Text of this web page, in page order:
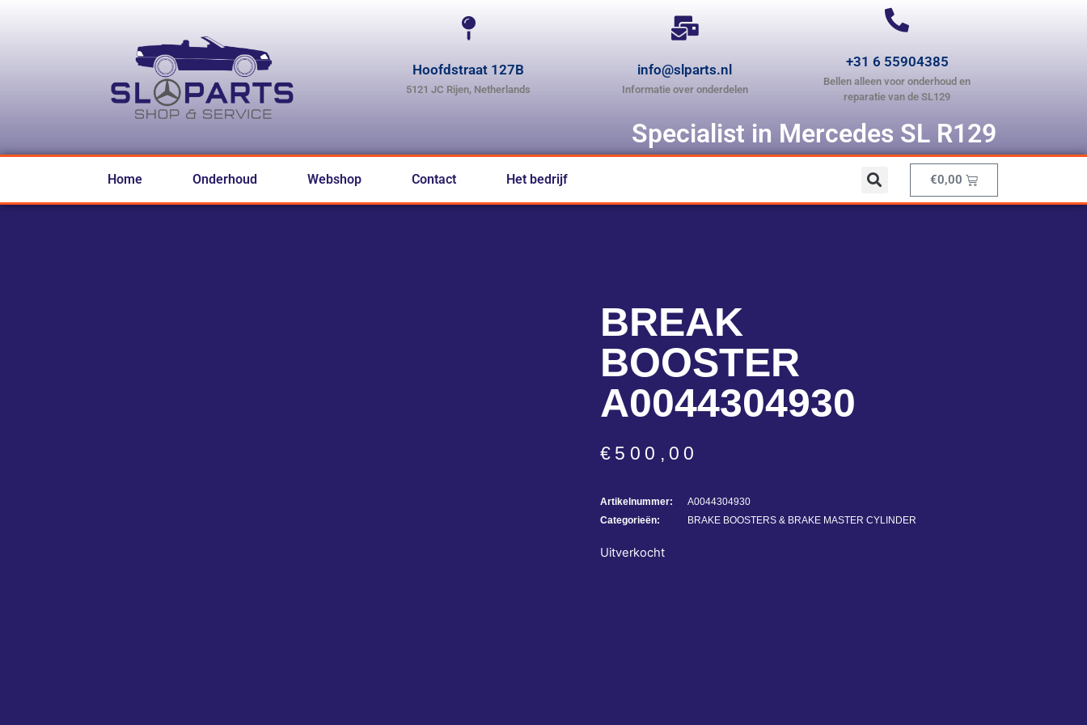
Hoofdstraat 127B
5121 JC Rijen, Netherlands
info@slparts.nl
Informatie over onderdelen
+31 6 55904385
Bellen alleen voor onderhoud en
reparatie van de SL129
Specialist in Mercedes SL R129
Home Onderhoud Webshop Contact Het bedrijf €0,00
BREAK
BOOSTER
A0044304930
€ 500,00
Artikelnummer:
A0044304930
Categorieën:
BRAKE BOOSTERS & BRAKE MASTER CYLINDER
Uitverkocht